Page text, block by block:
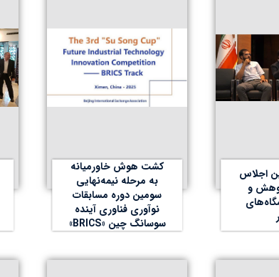
اجلاس
و
کشت هوش خاورمیانه
به مرحله نیمه‌نهایی
سومین دوره مسابقات
نوآوری فناوری آینده
سوسانگ چین «BRICS»